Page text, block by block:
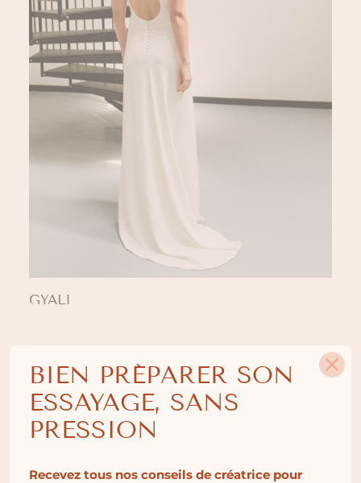
GYALI
BIEN PRÉPARER SON
ESSAYAGE, SANS
PRESSION
Recevez tous nos conseils de créatrice pour